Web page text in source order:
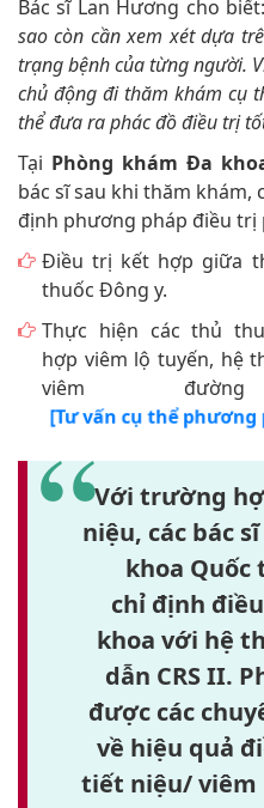
Bác sĩ Lan Hương cho
sao còn cần xem xét dựa
trạng bệnh của từng người.
chủ động đi thăm khám cụ
thể đưa ra phác đồ điều trị
Tại Phòng khám Đa
bác sĩ sau khi thăm khám,
định phương pháp điều trị
Điều trị kết hợp giữa
thuốc Đông y.
Thực hiện các thủ
hợp viêm lộ tuyến, hệ
viêm
[Tư vấn cụ thể phương
Với trường
niệu, các bác
khoa Quốc
chỉ định
khoa với hệ
dẫn CRS II.
được các
về hiệu quả
tiết niệu/ viêm